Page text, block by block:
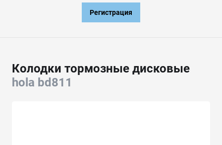
Регистрация
Колодки тормозные дисковые
hola bd811